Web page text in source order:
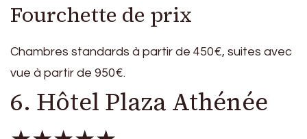
Fourchette de prix
Chambres standards à partir de 450€, suites avec
vue à partir de 950€.
6. Hôtel Plaza Athénée